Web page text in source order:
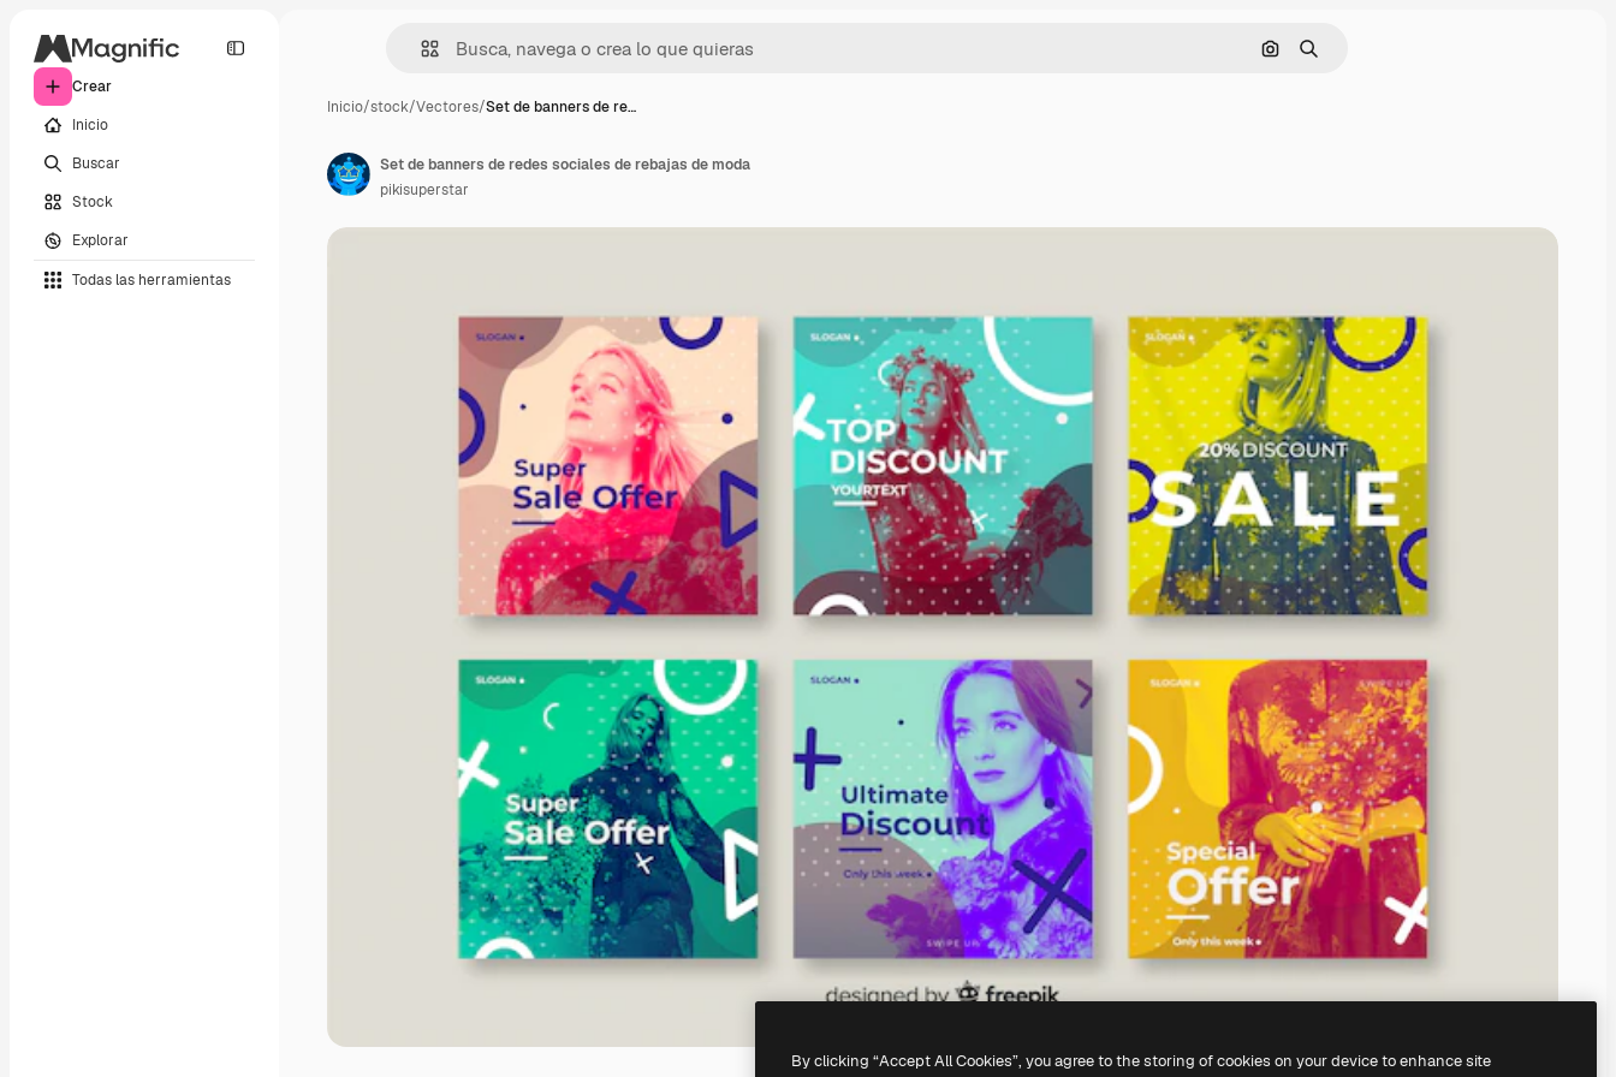
Crear
Inicio
Buscar
Stock
Explorar
Todas las herramientas
Buscar por imagen
Buscar
Inicio/stock/Vectores/Set de banners de re…
Set de banners de redes sociales de rebajas de moda
pikisuperstar
By clicking “Accept All Cookies”, you agree to the storing of cookies on your device to enhance site